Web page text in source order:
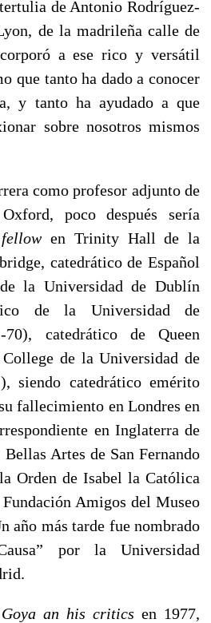
de Antonio Rodríguez-
de la madrileña calle de
a ese rico y versátil
que tanto ha dado a conocer
y tanto ha ayudado a que
sobre nosotros mismos
como profesor adjunto de
poco después sería
en Trinity Hall de la
catedrático de Español
la Universidad de Dublín
de la Universidad de
70), catedrático de Queen
de la Universidad de
siendo catedrático emérito
fallecimiento en Londres en
en Inglaterra de
Artes de San Fernando
Orden de Isabel la Católica
Amigos del Museo
año más tarde fue nombrado
por la Universidad
Goya an his critics en 1977,